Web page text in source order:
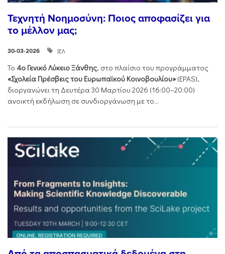
Τεχνητή Νοημοσύνη: Ποιος αποφασίζει για
το μέλλον μας;
30-03-2026 ΙΕΛ
Το 4ο Γενικό Λύκειο Ξάνθης, στο πλαίσιο του προγράμματος
«Σχολεία Πρέσβεις του Ευρωπαϊκού Κοινοβουλίου»(EPAS),
διοργανώνει τη Δευτέρα 30 Μαρτίου 2026 (16:00–20:00)
ανοικτή εκδήλωση σε συνδιοργάνωση με το...